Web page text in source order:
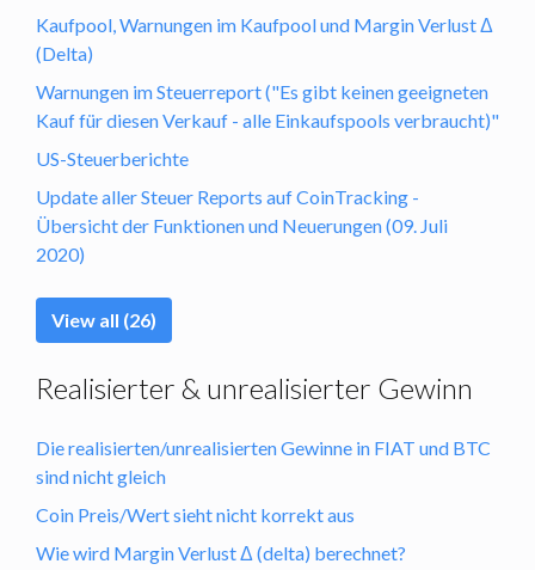
Kaufpool, Warnungen im Kaufpool und Margin Verlust Δ
(Delta)
Warnungen im Steuerreport ("Es gibt keinen geeigneten
Kauf für diesen Verkauf - alle Einkaufspools verbraucht)"
US-Steuerberichte
Update aller Steuer Reports auf CoinTracking -
Übersicht der Funktionen und Neuerungen (09. Juli
2020)
View all (26)
Realisierter & unrealisierter Gewinn
Die realisierten/unrealisierten Gewinne in FIAT und BTC
sind nicht gleich
Coin Preis/Wert sieht nicht korrekt aus
Wie wird Margin Verlust Δ (delta) berechnet?